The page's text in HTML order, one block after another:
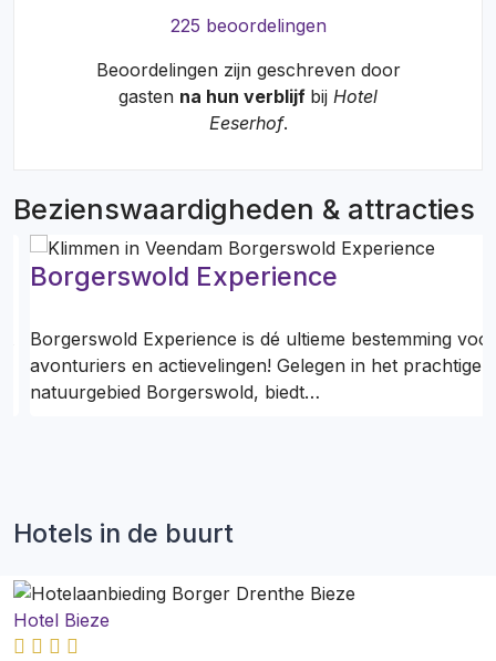
225 beoordelingen
Beoordelingen zijn geschreven door
gasten na hun verblijf bij Hotel
Eeserhof.
Bezienswaardigheden & attracties
Borgerswold Experience
Borgerswold Experience is dé ultieme bestemming voor
avonturiers en actievelingen! Gelegen in het prachtige
natuurgebied Borgerswold, biedt…
Hotels in de buurt
Hotel Bieze